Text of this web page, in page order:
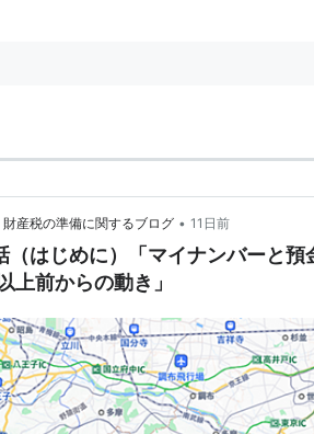
景気好転への前提条件となる為、政
ている。
産税の準備に関するブログ • 11日前
はじめに）「マイナンバーと預
上前からの動き」